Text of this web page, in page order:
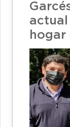
hogar